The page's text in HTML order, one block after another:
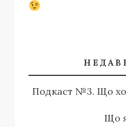
Подкаст №3. Що
Що